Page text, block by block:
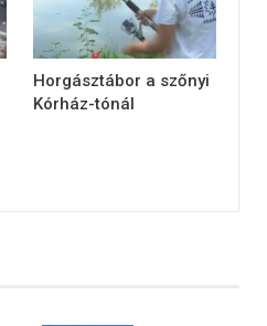
Horgásztábor a szőnyi
Kórház-tónál